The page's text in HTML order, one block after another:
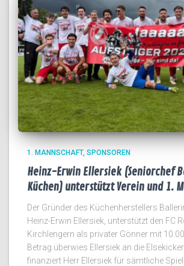
1. MANNSCHAFT SPONSOREN
Heinz-Erwin Ellersiek (Seniorchef
Küchen) unterstützt Verein und 1.
Der Gründer des Küchenherstellers
Heinz-Erwin Ellersiek, unterstützt den FC
Kirchlengern als privater Gönner mit
Betrag überwies Ellersiek an die
finanziert Herr Ellersiek für sämtliche